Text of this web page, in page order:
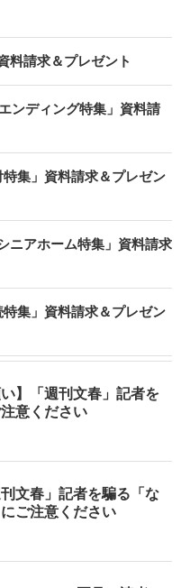
料請求＆プレゼント
ンディング特集」資料請
集」資料請求＆プレゼン
ニアホーム特集」資料請求
集」資料請求＆プレゼン
い】「週刊文春」記者を
意ください
刊文春」記者を騙る「な
ご注意ください